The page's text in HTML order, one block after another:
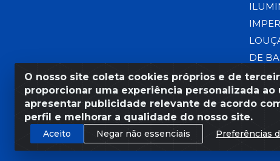
O nosso site coleta cookies próprios e de
proporcionar uma experiência personalizada ao
apresentar publicidade relevante de acordo
perfil e melhorar a qualidade do nosso site.
Aceito Negar não essenciais Preferências
DE
Razão Social: Armazém Coral